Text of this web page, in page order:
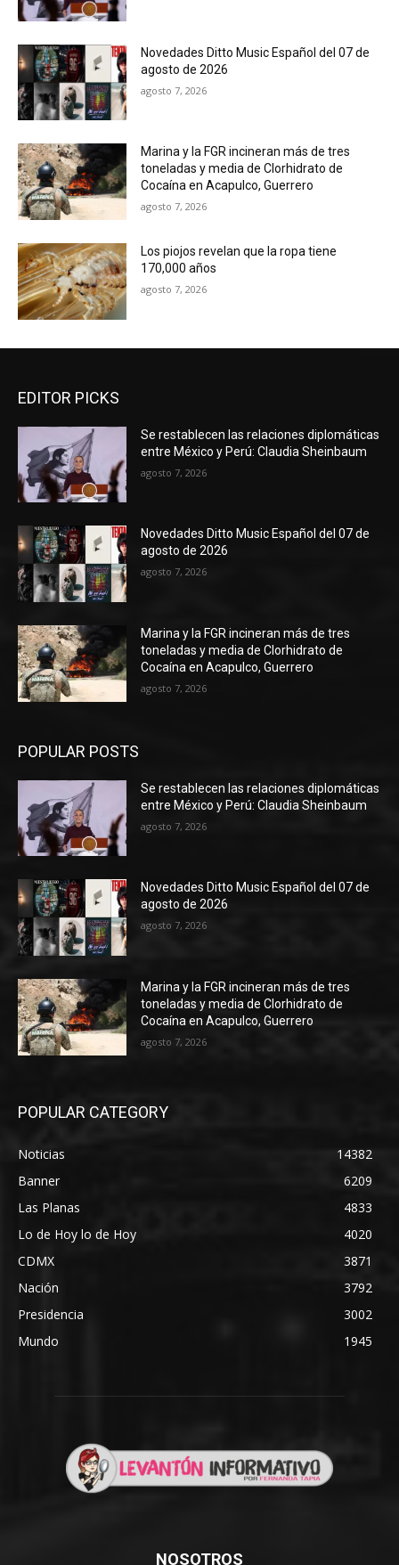
Novedades Ditto Music Español del 07 de
agosto de 2026
agosto 7, 2026
Marina y la FGR incineran más de tres
toneladas y media de Clorhidrato de
Cocaína en Acapulco, Guerrero
agosto 7, 2026
Los piojos revelan que la ropa tiene
170,000 años
agosto 7, 2026
EDITOR PICKS
Se restablecen las relaciones diplomáticas
entre México y Perú: Claudia Sheinbaum
agosto 7, 2026
Novedades Ditto Music Español del 07 de
agosto de 2026
agosto 7, 2026
Marina y la FGR incineran más de tres
toneladas y media de Clorhidrato de
Cocaína en Acapulco, Guerrero
agosto 7, 2026
POPULAR POSTS
Se restablecen las relaciones diplomáticas
entre México y Perú: Claudia Sheinbaum
agosto 7, 2026
Novedades Ditto Music Español del 07 de
agosto de 2026
agosto 7, 2026
Marina y la FGR incineran más de tres
toneladas y media de Clorhidrato de
Cocaína en Acapulco, Guerrero
agosto 7, 2026
POPULAR CATEGORY
Noticias
14382
Banner
6209
Las Planas
4833
Lo de Hoy lo de Hoy
4020
CDMX
3871
Nación
3792
Presidencia
3002
Mundo
1945
NOSOTROS